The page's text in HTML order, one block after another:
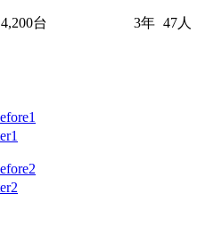
4,200台 3年 47人